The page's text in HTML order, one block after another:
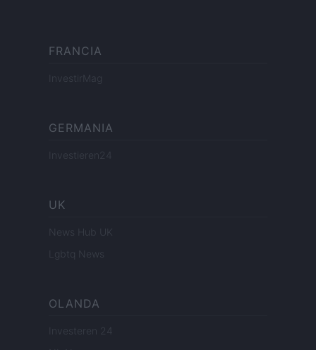
FRANCIA
InvestirMag
GERMANIA
Investieren24
UK
News Hub UK
Lgbtq News
OLANDA
Investeren 24